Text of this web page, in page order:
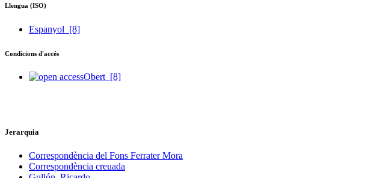
Llengua (ISO)
Espanyol [8]
Condicions d'accés
Obert [8]
Jerarquia
Correspondència del Fons Ferrater Mora
Correspondència creuada